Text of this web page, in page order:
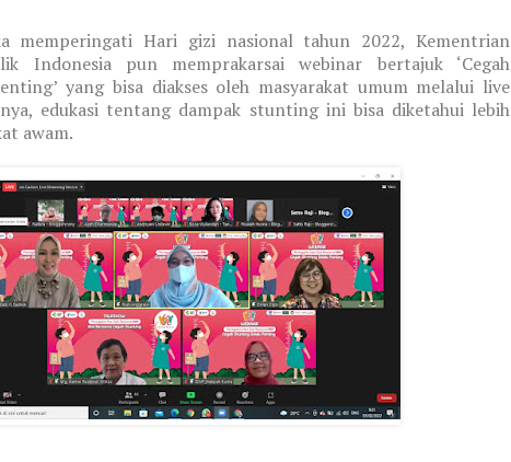
memperingati Hari gizi nasional tahun 2022, Kementrian
Indonesia pun memprakarsai webinar bertajuk ‘Cegah
yang bisa diakses oleh masyarakat umum melalui live
edukasi tentang dampak stunting ini bisa diketahui lebih
awam.